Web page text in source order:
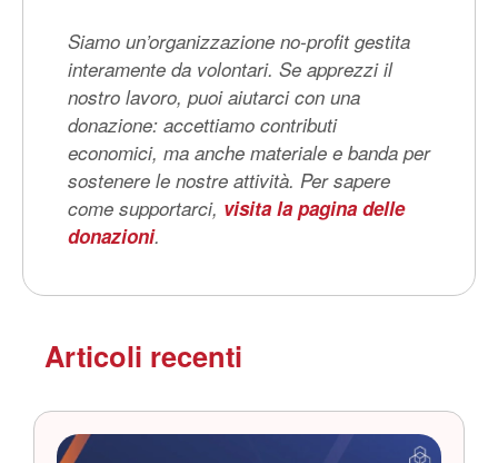
Siamo un’organizzazione no-profit gestita
interamente da volontari. Se apprezzi il
nostro lavoro, puoi aiutarci con una
donazione: accettiamo contributi
economici, ma anche materiale e banda per
sostenere le nostre attività. Per sapere
come supportarci, visita la pagina delle
donazioni.
Articoli recenti